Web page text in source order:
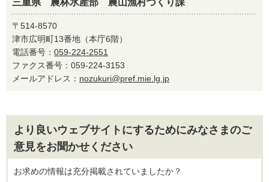
〒514-8570
津市広明町13番地（本庁6階）
電話番号： 059-224-2551
ファクス番号：059-224-3153
メールアドレス： nozukuri@pref.mie.lg.jp
より良いウェブサイトにするためにみなさまのご
意見をお聞かせください
お求めの情報は充分掲載されていましたか？